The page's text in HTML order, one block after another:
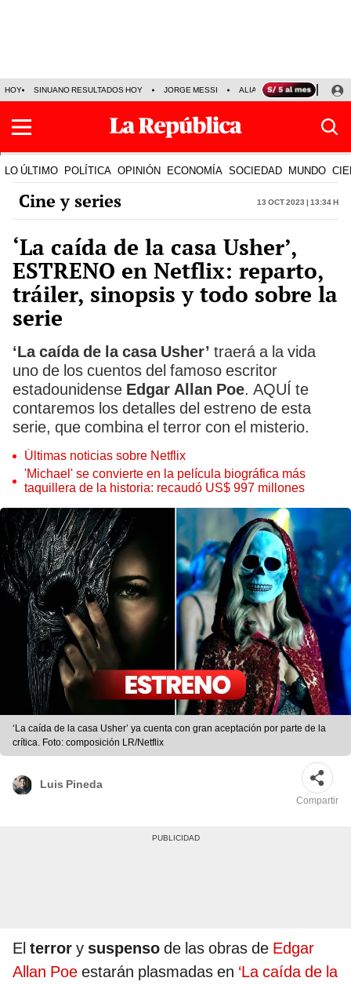
HOY SINUANO RESULTADOS HOY JORGE MESSI ALIANZA LIMA VS SPORT
LO ÚLTIMO POLÍTICA OPINIÓN ECONOMÍA SOCIEDAD MUNDO
Cine y series 13 Oct 2023 | 13:34 h
‘La caída de la casa Usher’,
ESTRENO en Netflix: reparto,
tráiler, sinopsis y todo sobre la
serie
‘La caída de la casa Usher’ traerá a la vida
uno de los cuentos del famoso escritor
estadounidense Edgar Allan Poe. AQUÍ te
contaremos los detalles del estreno de esta
serie, que combina el terror con el misterio.
Últimas noticias sobre Netflix
'Michael' se convierte en la película biográfica más
taquillera de la historia: recaudó US$ 997 millones
‘La caída de la casa Usher’ ya cuenta con gran aceptación por parte de la
crítica. Foto: composición LR/Netflix
Luis Pineda
Compartir
El terror y suspenso de las obras de Edgar
Allan Poe estarán plasmadas en ‘La caída de la